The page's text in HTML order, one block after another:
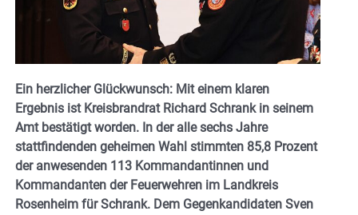
Ein herzlicher Glückwunsch: Mit einem klaren
Ergebnis ist Kreisbrandrat Richard Schrank in seinem
Amt bestätigt worden. In der alle sechs Jahre
stattfindenden geheimen Wahl stimmten 85,8 Prozent
der anwesenden 113 Kommandantinnen und
Kommandanten der Feuerwehren im Landkreis
Rosenheim für Schrank. Dem Gegenkandidaten Sven